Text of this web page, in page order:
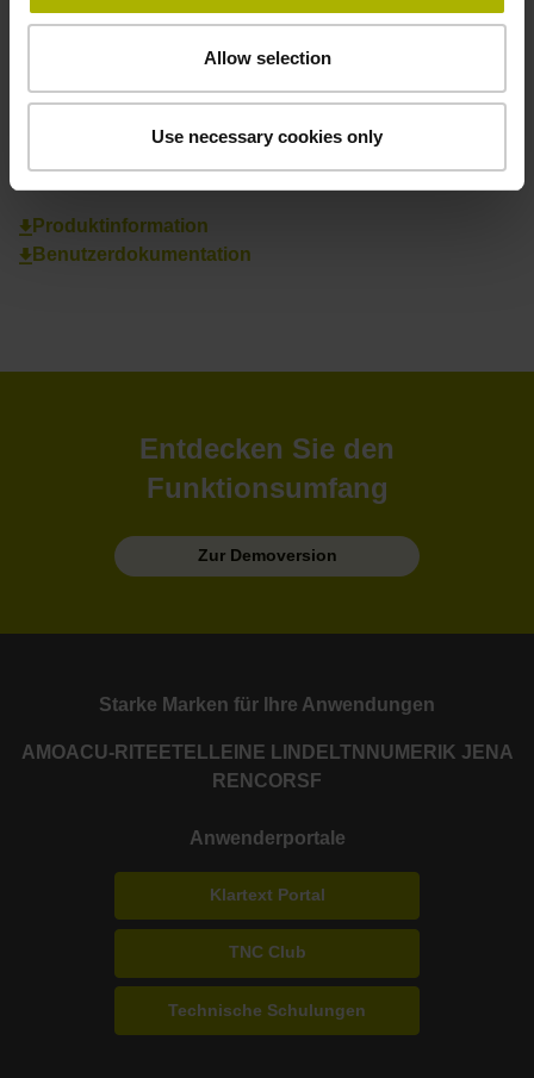
Allow selection
Use necessary cookies only
Finden Sie Ihren Ansprechpartner vor Ort
Zur Übersicht
Downloads
Produktinformation
Benutzerdokumentation
Entdecken Sie den
Funktionsumfang
Zur Demoversion
Starke Marken für Ihre Anwendungen
AMOACU-RITE ETEL LEINE LINDE LTN NUMERIK JENA
RENCORSF
Anwenderportale
Klartext Portal
TNC Club
Technische Schulungen